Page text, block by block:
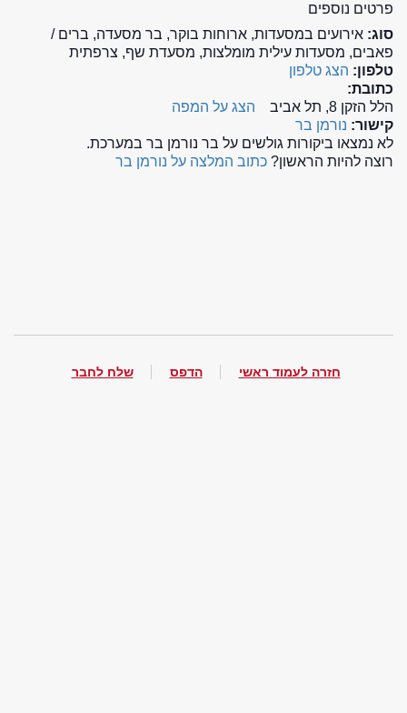
פרטים נוספים
סוג: אירועים במסעדות, ארוחות בוקר, בר מסעדה, ברים /
פאבים, מסעדות עילית מומלצות, מסעדת שף, צרפתית
טלפון: הצג טלפון
כתובת:
הלל הזקן 8, תל אביב
הצג על המפה
קישור: נורמן בר
לא נמצאו ביקורות גולשים על בר נורמן בר במערכת.
רוצה להיות הראשון? כתוב המלצה על נורמן בר
חזרה לעמוד ראשי הדפס שלח לחבר